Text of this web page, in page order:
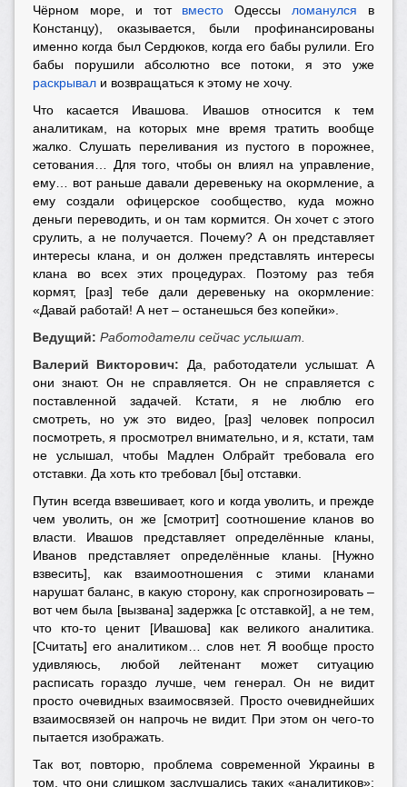
Чёрном море, и тот вместо Одессы ломанулся в
Констанцу), оказывается, были профинансированы
именно когда был Сердюков, когда его бабы рулили. Его
бабы порушили абсолютно все потоки, я это уже
раскрывал и возвращаться к этому не хочу.
Что касается Ивашова. Ивашов относится к тем
аналитикам, на которых мне время тратить вообще
жалко. Слушать переливания из пустого в порожнее,
сетования… Для того, чтобы он влиял на управление,
ему… вот раньше давали деревеньку на окормление, а
ему создали офицерское сообщество, куда можно
деньги переводить, и он там кормится. Он хочет с этого
срулить, а не получается. Почему? А он представляет
интересы клана, и он должен представлять интересы
клана во всех этих процедурах. Поэтому раз тебя
кормят, [раз] тебе дали деревеньку на окормление:
«Давай работай! А нет – останешься без копейки».
Ведущий: Работодатели сейчас услышат.
Валерий Викторович: Да, работодатели услышат. А
они знают. Он не справляется. Он не справляется с
поставленной задачей. Кстати, я не люблю его
смотреть, но уж это видео, [раз] человек попросил
посмотреть, я просмотрел внимательно, и я, кстати, там
не услышал, чтобы Мадлен Олбрайт требовала его
отставки. Да хоть кто требовал [бы] отставки.
Путин всегда взвешивает, кого и когда уволить, и прежде
чем уволить, он же [смотрит] соотношение кланов во
власти. Ивашов представляет определённые кланы,
Иванов представляет определённые кланы. [Нужно
взвесить], как взаимоотношения с этими кланами
нарушат баланс, в какую сторону, как спрогнозировать –
вот чем была [вызвана] задержка [с отставкой], а не тем,
что кто-то ценит [Ивашова] как великого аналитика.
[Считать] его аналитиком… слов нет. Я вообще просто
удивляюсь, любой лейтенант может ситуацию
расписать гораздо лучше, чем генерал. Он не видит
просто очевидных взаимосвязей. Просто очевиднейших
взаимосвязей он напрочь не видит. При этом он чего-то
пытается изображать.
Так вот, повторю, проблема современной Украины в
том, что они слишком заслушались таких «аналитиков»;